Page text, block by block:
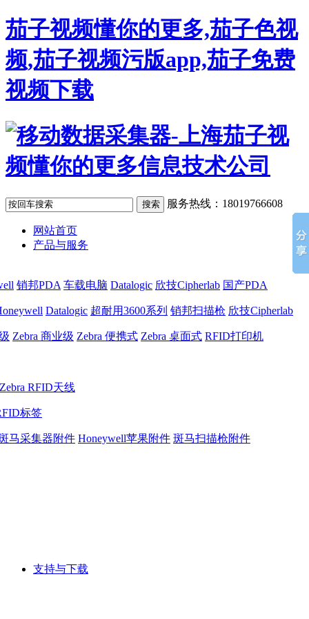
茄子视频懂你的更多,茄子色视
频,茄子视频污版app,茄子免费
视频下载
服务热线：18019766608
网站首页
产品与服务
销邦PDA 车载电脑 Datalogic 欣技Cipherlab 国产PDA
Datalogic 超耐用3600系列 销邦扫描枪 欣技Cipherlab
Zebra 商业级 Zebra 便携式 Zebra 桌面式 RFID打印机
Zebra RFID天线
标签
马采集器附件 Honeywell苹果附件 斑马扫描枪附件
支持与下载